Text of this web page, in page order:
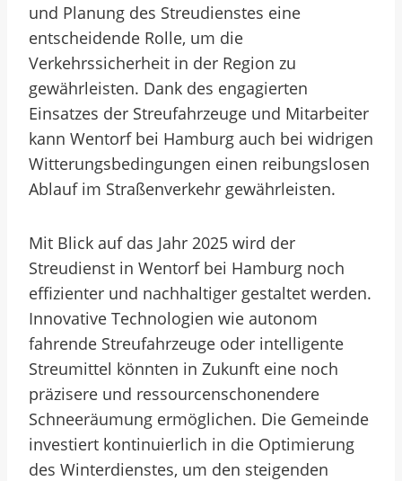
und Planung des Streudienstes eine
entscheidende Rolle, um die
Verkehrssicherheit in der Region zu
gewährleisten. Dank des engagierten
Einsatzes der Streufahrzeuge und Mitarbeiter
kann Wentorf bei Hamburg auch bei widrigen
Witterungsbedingungen einen reibungslosen
Ablauf im Straßenverkehr gewährleisten.
Mit Blick auf das Jahr 2025 wird der
Streudienst in Wentorf bei Hamburg noch
effizienter und nachhaltiger gestaltet werden.
Innovative Technologien wie autonom
fahrende Streufahrzeuge oder intelligente
Streumittel könnten in Zukunft eine noch
präzisere und ressourcenschonendere
Schneeräumung ermöglichen. Die Gemeinde
investiert kontinuierlich in die Optimierung
des Winterdienstes, um den steigenden